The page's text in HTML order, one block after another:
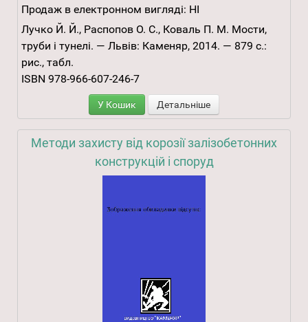
Продаж в електронном вигляді: НІ
Лучко Й. Й., Распопов О. С., Коваль П. М. Мости,
труби і тунелі. — Львів: Каменяр, 2014. — 879 с.:
рис., табл.
ISBN 978-966-607-246-7
У Кошик Детальніше
Методи захисту від корозії залізобетонних
конструкцій і споруд